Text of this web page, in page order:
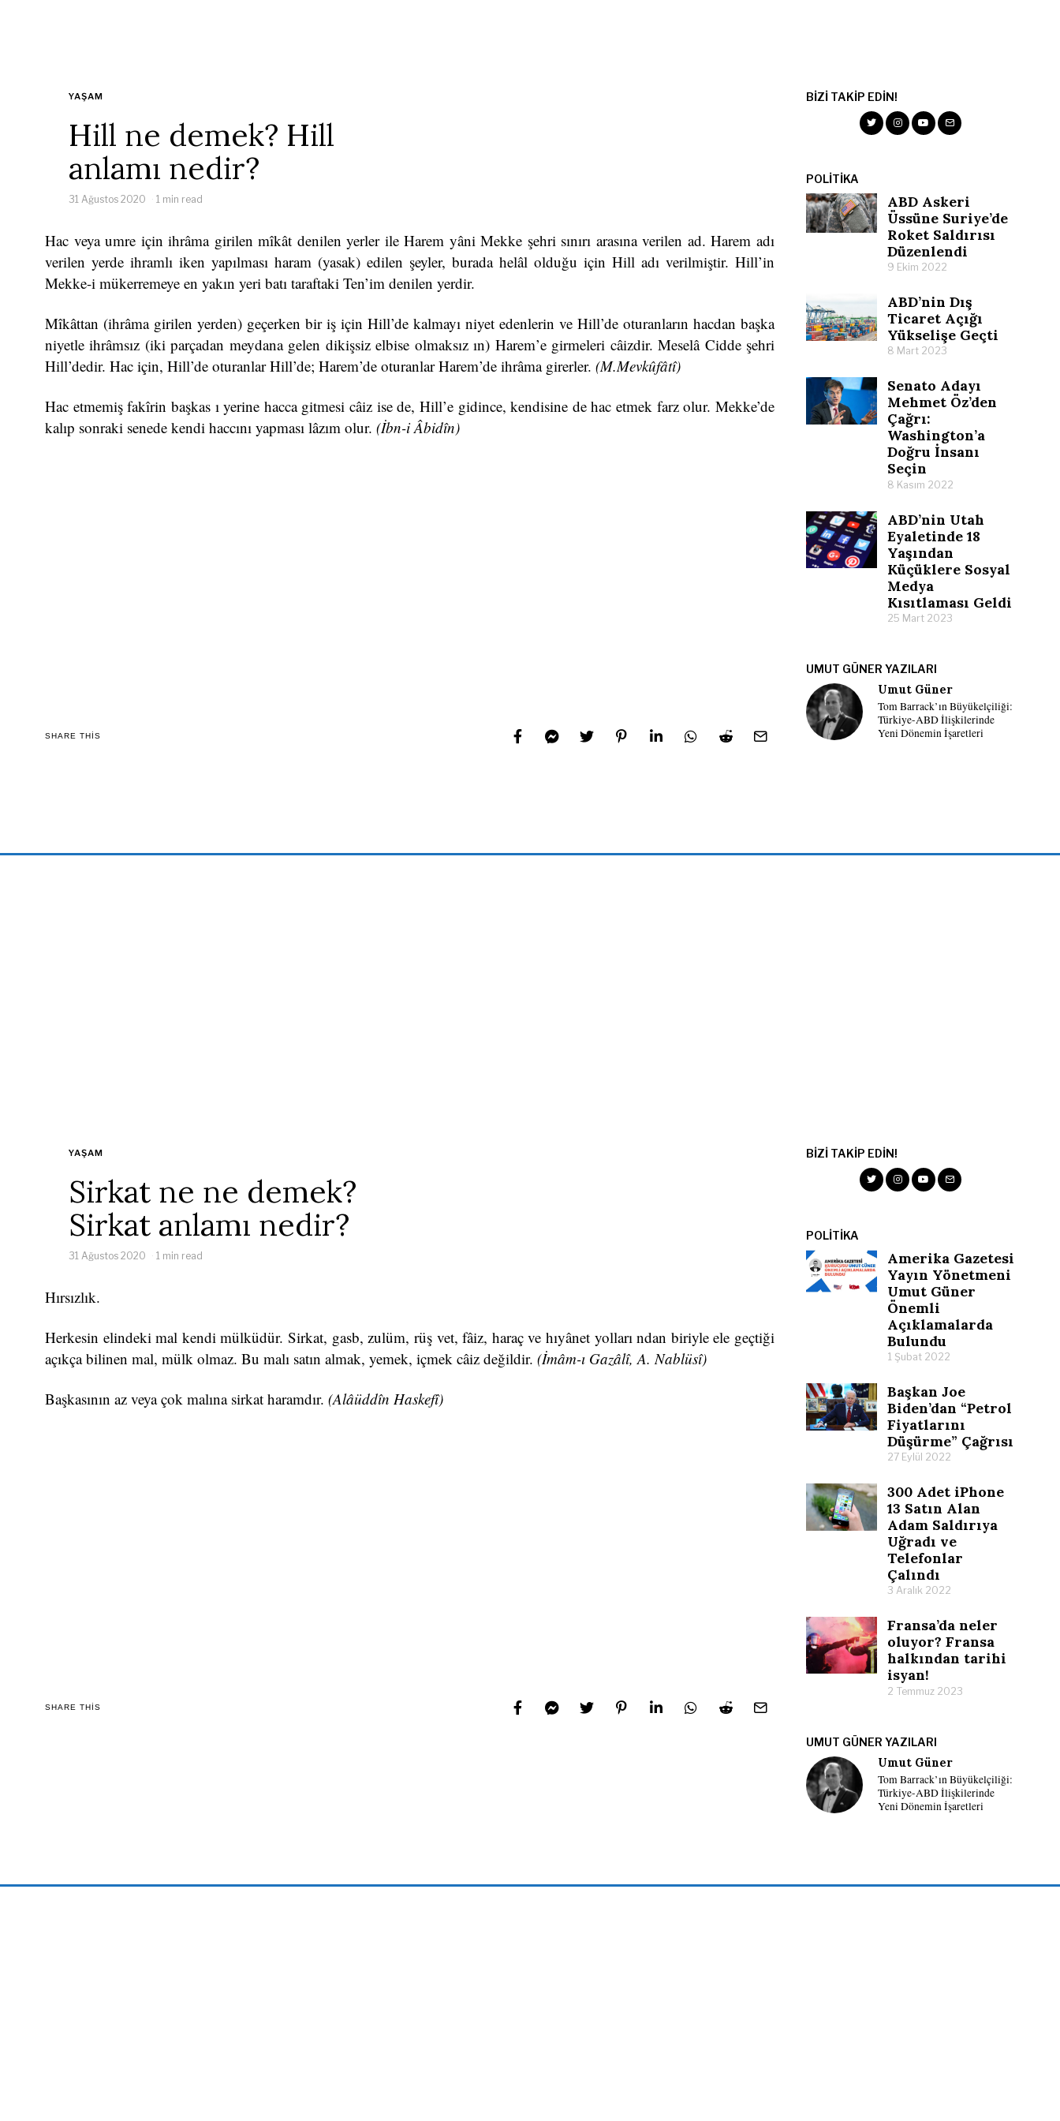
YAŞAM
Hill ne demek? Hill
anlamı nedir?
31 Ağustos 2020 1 min read
Hac veya umre için ihrâma girilen mîkât denilen yerler ile Harem yâni Mekke şehri sınırı arasına verilen ad. Harem adı
verilen yerde ihramlı iken yapılması haram (yasak) edilen şeyler, burada helâl olduğu için Hill adı verilmiştir. Hill’in
Mekke-i mükerremeye en yakın yeri batı taraftaki Ten’im denilen yerdir.
Mîkâttan (ihrâma girilen yerden) geçerken bir iş için Hill’de kalmayı niyet edenlerin ve Hill’de oturanların hacdan başka
niyetle ihrâmsız (iki parçadan meydana gelen dikişsiz elbise olmaksız ın) Harem’e girmeleri câizdir. Meselâ Cidde şehri
Hill’dedir. Hac için, Hill’de oturanlar Hill’de; Harem’de oturanlar Harem’de ihrâma girerler. (M.Mevkûfâtî)
Hac etmemiş fakîrin başkas ı yerine hacca gitmesi câiz ise de, Hill’e gidince, kendisine de hac etmek farz olur. Mekke’de
kalıp sonraki senede kendi haccını yapması lâzım olur. (İbn-i Âbidîn)
SHARE THIS
BIZI TAKIP EDIN!
POLITIKA
ABD Askeri
Üssüne Suriye’de
Roket Saldırısı
Düzenlendi
9 Ekim 2022
ABD’nin Dış
Ticaret Açığı
Yükselişe Geçti
8 Mart 2023
Senato Adayı
Mehmet Öz’den
Çağrı:
Washington’a
Doğru İnsanı
Seçin
8 Kasım 2022
ABD’nin Utah
Eyaletinde 18
Yaşından
Küçüklere Sosyal
Medya
Kısıtlaması Geldi
25 Mart 2023
UMUT GÜNER YAZILARI
Umut Güner
Tom Barrack’ın Büyükelçiliği:
Türkiye-ABD İlişkilerinde
Yeni Dönemin İşaretleri
YAŞAM
Sirkat ne ne demek?
Sirkat anlamı nedir?
31 Ağustos 2020 1 min read
Hırsızlık.
Herkesin elindeki mal kendi mülküdür. Sirkat, gasb, zulüm, rüş vet, fâiz, haraç ve hıyânet yolları ndan biriyle ele geçtiği
açıkça bilinen mal, mülk olmaz. Bu malı satın almak, yemek, içmek câiz değildir. (İmâm-ı Gazâlî, A. Nablüsî)
Başkasının az veya çok malına sirkat haramdır. (Alâüddîn Haskefî)
SHARE THIS
BIZI TAKIP EDIN!
POLITIKA
Amerika Gazetesi
Yayın Yönetmeni
Umut Güner
Önemli
Açıklamalarda
Bulundu
1 Şubat 2022
Başkan Joe
Biden’dan “Petrol
Fiyatlarını
Düşürme” Çağrısı
27 Eylül 2022
300 Adet iPhone
13 Satın Alan
Adam Saldırıya
Uğradı ve
Telefonlar
Çalındı
3 Aralık 2022
Fransa’da neler
oluyor? Fransa
halkından tarihi
isyan!
2 Temmuz 2023
UMUT GÜNER YAZILARI
Umut Güner
Tom Barrack’ın Büyükelçiliği:
Türkiye-ABD İlişkilerinde
Yeni Dönemin İşaretleri